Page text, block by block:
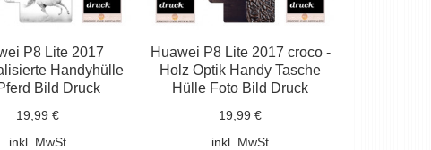
P8 Lite 2017
Handyhülle
Bild Druck
19,99 €
inkl. MwSt
Huawei P8 Lite 2017 croco -
Holz Optik Handy Tasche
Hülle Foto Bild Druck
19,99 €
inkl. MwSt